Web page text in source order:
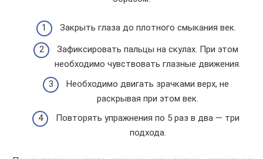
Закрыть глаза до плотного смыкания век.
Зафиксировать пальцы на скулах. При этом
необходимо чувствовать глазные движения.
Необходимо двигать зрачками верх, не
раскрывая при этом век.
Повторять упражнения по 5 раз в два — три
подхода.